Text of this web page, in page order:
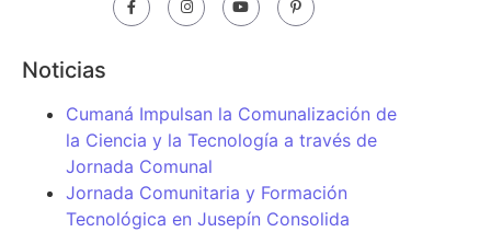
Noticias
Cumaná Impulsan la Comunalización de
la Ciencia y la Tecnología a través de
Jornada Comunal
Jornada Comunitaria y Formación
Tecnológica en Jusepín Consolida